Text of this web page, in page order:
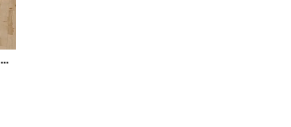
LOG CANSEI Porcelanske podne pločice za spoljašnju upotrebu sa izgledom drveta